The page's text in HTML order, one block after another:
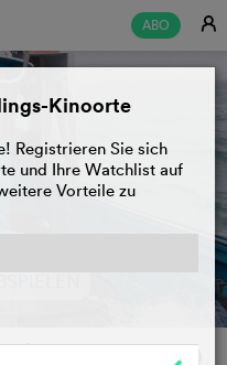
ABO E
WATCHLIST
Kinoorte
Registrieren Sie sich
und Ihre Watchlist auf
Vorteile zu